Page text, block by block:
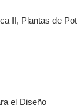
II, Plantas de
el Diseño